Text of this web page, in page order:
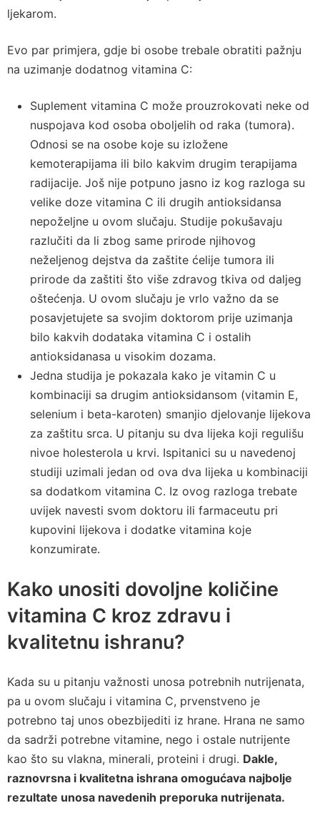
ljekarom.
Evo par primjera, gdje bi osobe trebale obratiti pažnju
na uzimanje dodatnog vitamina C:
Suplement vitamina C može prouzrokovati neke od
nuspojava kod osoba oboljelih od raka (tumora).
Odnosi se na osobe koje su izložene
kemoterapijama ili bilo kakvim drugim terapijama
radijacije. Još nije potpuno jasno iz kog razloga su
velike doze vitamina C ili drugih antioksidansa
nepoželjne u ovom slučaju. Studije pokušavaju
razlučiti da li zbog same prirode njihovog
neželjenog dejstva da zaštite ćelije tumora ili
prirode da zaštiti što više zdravog tkiva od daljeg
oštećenja. U ovom slučaju je vrlo važno da se
posavjetujete sa svojim doktorom prije uzimanja
bilo kakvih dodataka vitamina C i ostalih
antioksidanasa u visokim dozama.
Jedna studija je pokazala kako je vitamin C u
kombinaciji sa drugim antioksidansom (vitamin E,
selenium i beta-karoten) smanjio djelovanje lijekova
za zaštitu srca. U pitanju su dva lijeka koji regulišu
nivoe holesterola u krvi. Ispitanici su u navedenoj
studiji uzimali jedan od ova dva lijeka u kombinaciji
sa dodatkom vitamina C. Iz ovog razloga trebate
uvijek navesti svom doktoru ili farmaceutu pri
kupovini lijekova i dodatke vitamina koje
konzumirate.
Kako unositi dovoljne količine
vitamina C kroz zdravu i
kvalitetnu ishranu?
Kada su u pitanju važnosti unosa potrebnih nutrijenata,
pa u ovom slučaju i vitamina C, prvenstveno je
potrebno taj unos obezbijediti iz hrane. Hrana ne samo
da sadrži potrebne vitamine, nego i ostale nutrijente
kao što su vlakna, minerali, proteini i drugi. Dakle,
raznovrsna i kvalitetna ishrana omogućava najbolje
rezultate unosa navedenih preporuka nutrijenata.